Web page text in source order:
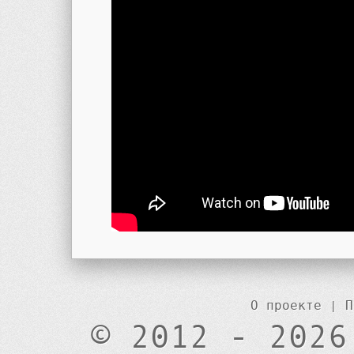
О проекте |
© 2012 -